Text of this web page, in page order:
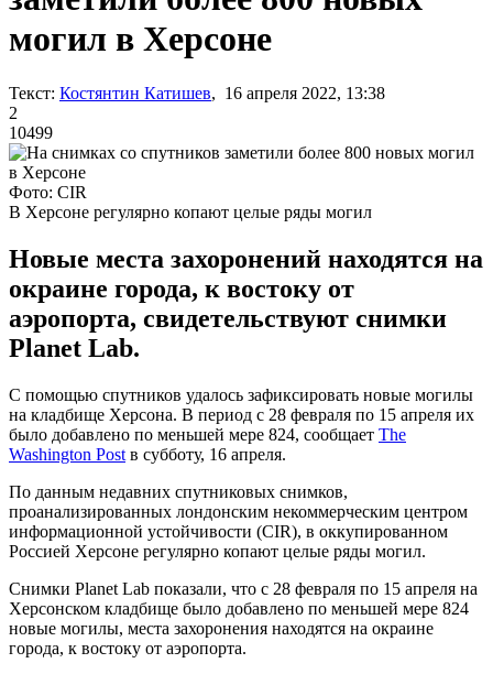
могил в Херсоне
Текст: Костянтин Катишев, 16 апреля 2022, 13:38
2
10499
Фото: CIR
В Херсоне регулярно копают целые ряды могил
Новые места захоронений находятся на
окраине города, к востоку от
аэропорта, свидетельствуют снимки
Planet Lab.
С помощью спутников удалось зафиксировать новые могилы
на кладбище Херсона. В период с 28 февраля по 15 апреля их
было добавлено по меньшей мере 824, сообщает The
Washington Post в субботу, 16 апреля.
По данным недавних спутниковых снимков,
проанализированных лондонским некоммерческим центром
информационной устойчивости (CIR), в оккупированном
Россией Херсоне регулярно копают целые ряды могил.
Снимки Planet Lab показали, что с 28 февраля по 15 апреля на
Херсонском кладбище было добавлено по меньшей мере 824
новые могилы, места захоронения находятся на окраине
города, к востоку от аэропорта.